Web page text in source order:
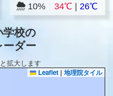
10%34℃ |26℃
学校の
ーダー
拡大します
Leaflet | 地理院タイル